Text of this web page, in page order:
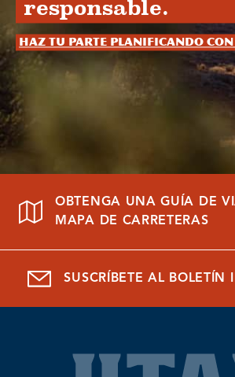
responsable.
Haz tu parte planificando
OBTENGA UNA GUÍA DE
MAPA DE CARRETERAS
SUSCRÍBETE AL BOLETÍN